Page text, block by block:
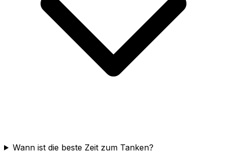
Wann ist die beste Zeit zum Tanken?